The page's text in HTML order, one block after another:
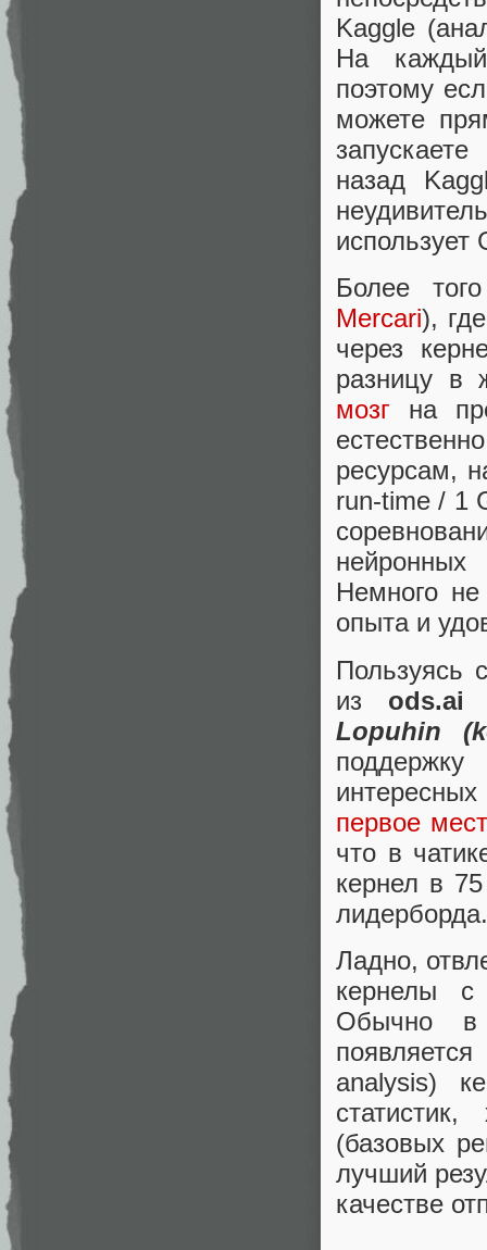
Kaggle
На каждый
поэтому
можете
назад
использует
Более
Mercari),
через
разницу в
мозг на
ресурсам,
run-time / 1
Немного
опыта и
Пользуясь
из ods.ai
Lopuhin
первое
что в
кернел в
Ладно,
кернелы
Обычно в
analysis)
(базовых
лучший
качестве